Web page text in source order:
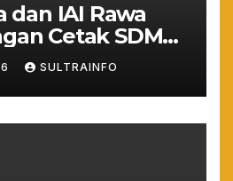
dan IAI Rawa
Cetak SDM
Wirausaha
SULTRAINFO